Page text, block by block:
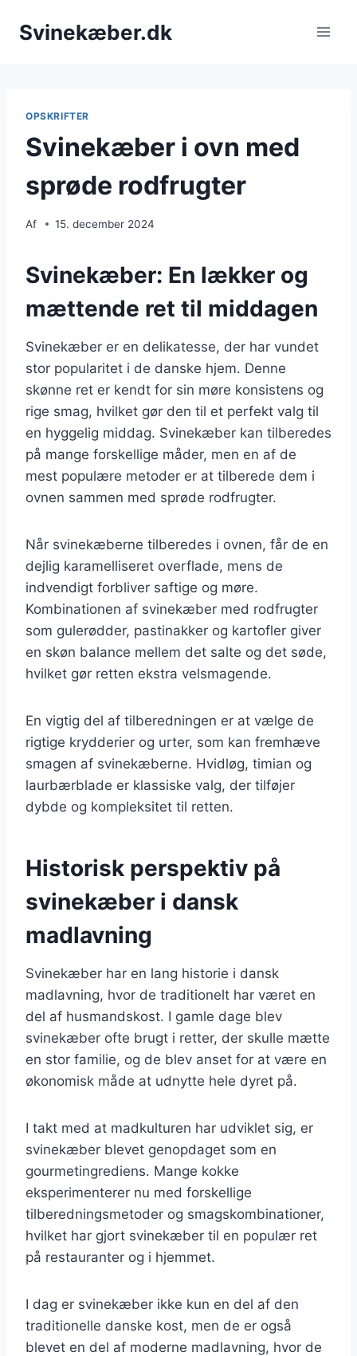
Svinekæber.dk
OPSKRIFTER
Svinekæber i ovn med
sprøde rodfrugter
Af 15. december 2024
Svinekæber: En lækker og
mættende ret til middagen
Svinekæber er en delikatesse, der har vundet
stor popularitet i de danske hjem. Denne
skønne ret er kendt for sin møre konsistens og
rige smag, hvilket gør den til et perfekt valg til
en hyggelig middag. Svinekæber kan tilberedes
på mange forskellige måder, men en af de
mest populære metoder er at tilberede dem i
ovnen sammen med sprøde rodfrugter.
Når svinekæberne tilberedes i ovnen, får de en
dejlig karamelliseret overflade, mens de
indvendigt forbliver saftige og møre.
Kombinationen af svinekæber med rodfrugter
som gulerødder, pastinakker og kartofler giver
en skøn balance mellem det salte og det søde,
hvilket gør retten ekstra velsmagende.
En vigtig del af tilberedningen er at vælge de
rigtige krydderier og urter, som kan fremhæve
smagen af svinekæberne. Hvidløg, timian og
laurbærblade er klassiske valg, der tilføjer
dybde og kompleksitet til retten.
Historisk perspektiv på
svinekæber i dansk
madlavning
Svinekæber har en lang historie i dansk
madlavning, hvor de traditionelt har været en
del af husmandskost. I gamle dage blev
svinekæber ofte brugt i retter, der skulle mætte
en stor familie, og de blev anset for at være en
økonomisk måde at udnytte hele dyret på.
I takt med at madkulturen har udviklet sig, er
svinekæber blevet genopdaget som en
gourmetingrediens. Mange kokke
eksperimenterer nu med forskellige
tilberedningsmetoder og smagskombinationer,
hvilket har gjort svinekæber til en populær ret
på restauranter og i hjemmet.
I dag er svinekæber ikke kun en del af den
traditionelle danske kost, men de er også
blevet en del af moderne madlavning, hvor de